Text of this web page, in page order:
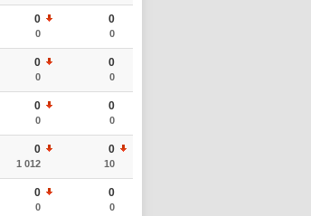
0
0
0
0
0
0
0
0
0
0
0
0
0
1 012
0
10
0
0
0
0